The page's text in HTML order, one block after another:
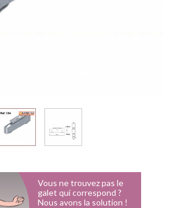
Vous ne trouvez pas le
galet qui correspond ?
Nous avons la solution !